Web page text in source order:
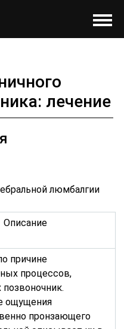
лечение
люмбалгии
Описание
причине
процессов,
ощущения
пронзающего